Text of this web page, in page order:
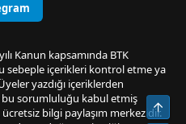
Kanun kapsamında BTK
sebeple içerikleri kontrol etme ya
yazdığı içeriklerden
sorumluluğu kabul etmiş
ücretsiz bilgi paylaşım merkezidir.Üst